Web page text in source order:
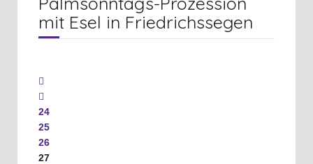
mit Esel in Friedrichssegen
24
25
26
27